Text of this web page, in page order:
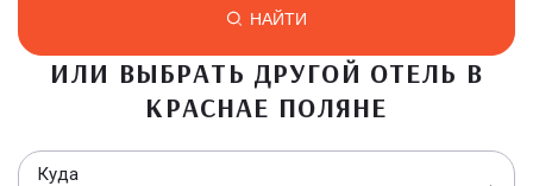
НАЙТИ
ИЛИ ВЫБРАТЬ ДРУГОЙ ОТЕЛЬ В
КРАСНАЕ ПОЛЯНЕ
Куда